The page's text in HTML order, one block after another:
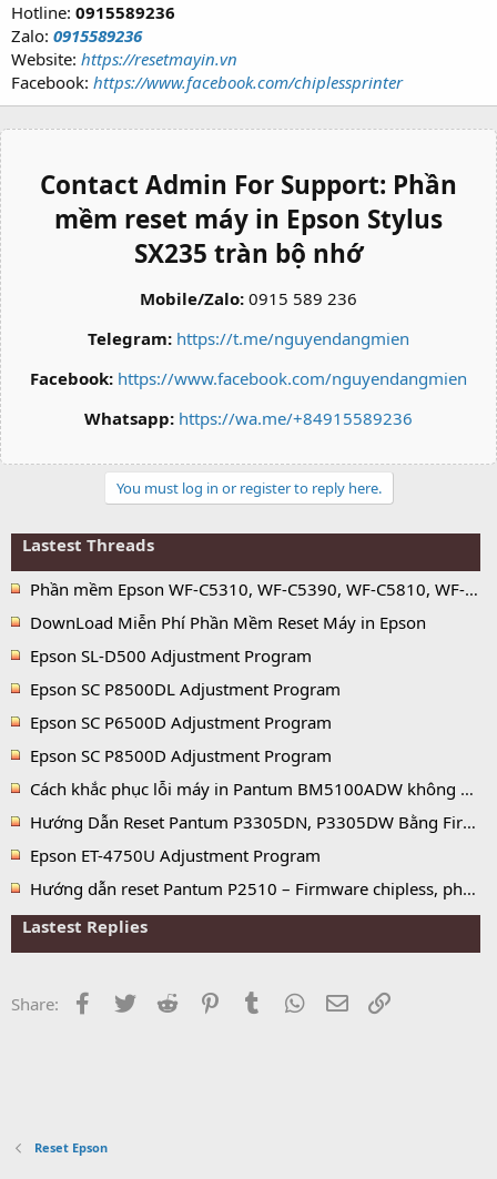
Hotline: 0915589236
Zalo: 0915589236
Website: https://resetmayin.vn
Facebook: https://www.facebook.com/chiplessprinter
Contact Admin For Support: Phần
mềm reset máy in Epson Stylus
SX235 tràn bộ nhớ
Mobile/Zalo: 0915 589 236
Telegram: https://t.me/nguyendangmien
Facebook: https://www.facebook.com/nguyendangmien
Whatsapp: https://wa.me/+84915589236
You must log in or register to reply here.
Lastest Threads
Phần mềm Epson WF-C5310, WF-C5390, WF-C5810, WF-C5890 Adjustment Program
DownLoad Miễn Phí Phần Mềm Reset Máy in Epson
Epson SL-D500 Adjustment Program
Epson SC P8500DL Adjustment Program
Epson SC P6500D Adjustment Program
Epson SC P8500D Adjustment Program
Cách khắc phục lỗi máy in Pantum BM5100ADW không nhận hộp mực, báo hết mực và lỗi No Toner
Hướng Dẫn Reset Pantum P3305DN, P3305DW Bằng Firmware Fix
Epson ET-4750U Adjustment Program
Hướng dẫn reset Pantum P2510 – Firmware chipless, phần mềm reset chip mực vĩnh viễn
Lastest Replies
Share: Facebook
Twitter Reddit PinterestTumblr WhatsApp
Email
Reset Epson